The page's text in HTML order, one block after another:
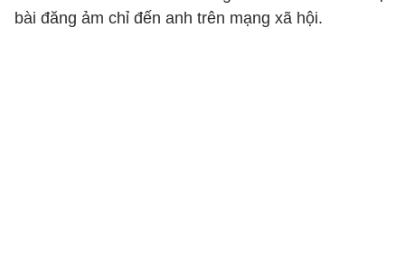
bài đăng ảm chỉ đến anh trên mạng xã hội.